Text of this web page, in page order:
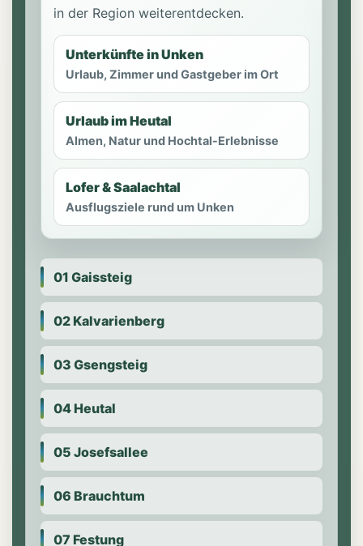
in der Region weiterentdecken.
Unterkünfte in Unken
Urlaub, Zimmer und Gastgeber im Ort
Urlaub im Heutal
Almen, Natur und Hochtal-Erlebnisse
Lofer & Saalachtal
Ausflugsziele rund um Unken
01 Gaissteig
02 Kalvarienberg
03 Gsengsteig
04 Heutal
05 Josefsallee
06 Brauchtum
07 Festung